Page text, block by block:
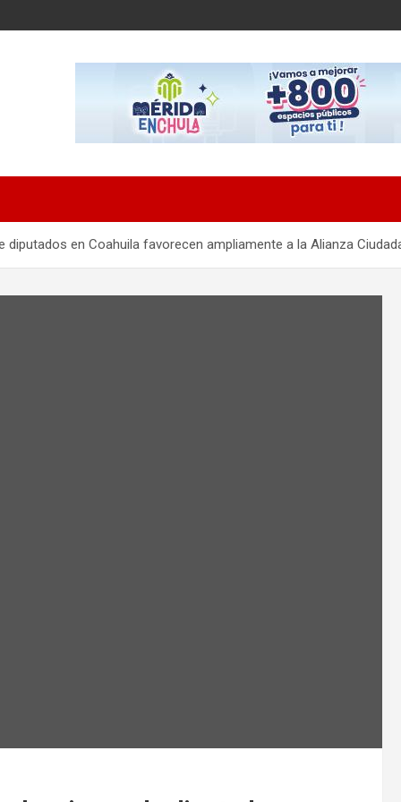
en Coahuila favorecen ampliamente a la Alianza